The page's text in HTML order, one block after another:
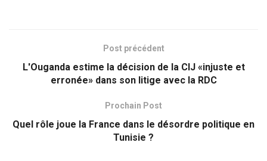
Post précédent
L'Ouganda estime la décision de la CIJ «injuste et
erronée» dans son litige avec la RDC
Prochain Post
Quel rôle joue la France dans le désordre politique en
Tunisie ?